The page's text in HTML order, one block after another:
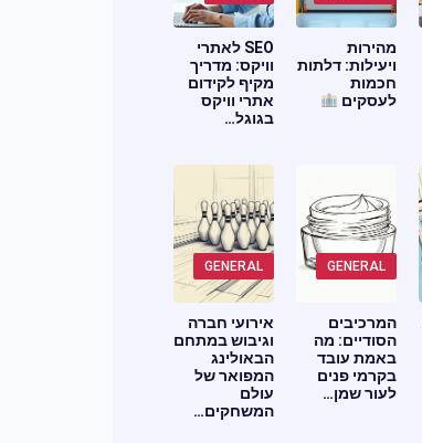
מהירות
ויעילות: דלתות
חכמות
לעסקים
SEO לאתרי
וויקס: מדריך
מקיף לקידום
אתרי וויקס
בגוגל…
GENERAL
המרכיבים
הסודיים: מה
באמת עובד
בקרמי פנים
לעור שמן…
GENERAL
אירועי חברה
וגיבוש במתחם
הבאולינג
המפואר של
עולם
המשחקים…